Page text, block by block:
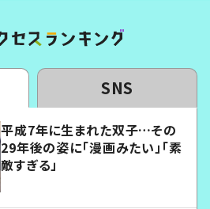
SNS
平成7年に生まれた双子…その
29年後の姿に「漫画みたい」「素
敵すぎる」